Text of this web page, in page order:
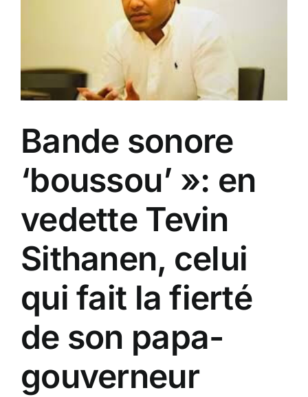
Bande sonore
‘boussou’ »: en
vedette Tevin
Sithanen, celui
qui fait la fierté
de son papa-
gouverneur